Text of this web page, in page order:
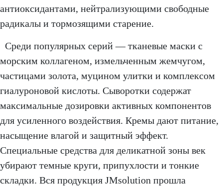
антиоксидантами, нейтрализующими свободные
радикалы и тормозящими старение.
Среди популярных серий — тканевые маски с
морским коллагеном, измельченным жемчугом,
частицами золота, муцином улитки и комплексом
гиалуроновой кислоты. Сыворотки содержат
максимальные дозировки активных компонентов
для усиленного воздействия. Кремы дают питание,
насыщение влагой и защитный эффект.
Специальные средства для деликатной зоны век
убирают темные круги, припухлости и тонкие
складки. Вся продукция JMsolution прошла